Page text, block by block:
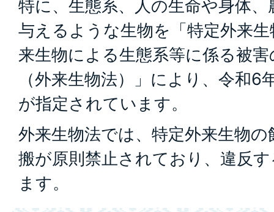
特に、生態系、人の生命や身体
与えるような生物を「特定外来
来生物による生態系等に係る被
（外来生物法）」により、令和6
が指定されています。
外来生物法では、特定外来生物
搬が原則禁止されており、違反
ます。